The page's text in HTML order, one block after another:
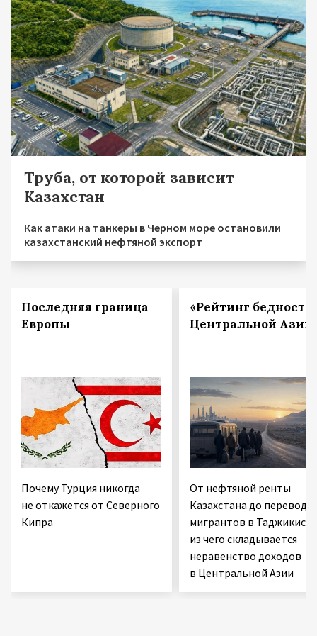
Труба, от которой зависит
Казахстан
Как атаки на танкеры в Черном море остановили
казахстанский нефтяной экспорт
Последняя граница
Европы
Почему Турция никогда
не откажется от Северного
Кипра
«Рейтинг
Центральной Азии
От нефтяной ренты
Казахстана до
мигрантов в
из чего складывается
неравенство доходов
в Центральной Азии